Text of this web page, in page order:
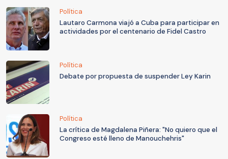
Política
Lautaro Carmona viajó a Cuba para participar en
actividades por el centenario de Fidel Castro
Política
Debate por propuesta de suspender Ley Karin
Política
La crítica de Magdalena Piñera: "No quiero que el
Congreso esté lleno de Manouchehris"